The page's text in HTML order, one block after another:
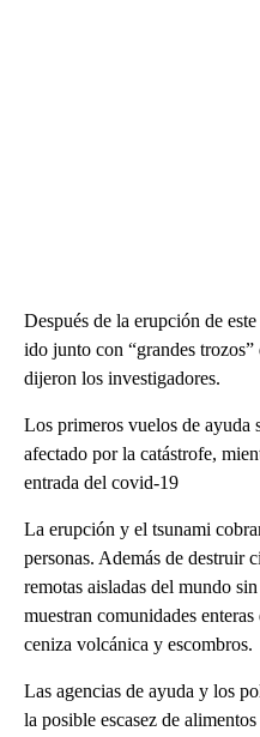
Después de la erupción de
ido junto con “grandes trozos”
dijeron los investigadores.
Los primeros vuelos de ayuda
afectado por la catástrofe,
entrada del covid-19
La erupción y el tsunami
personas. Además de destruir
remotas aisladas del mundo
muestran comunidades
ceniza volcánica y escombros.
Las agencias de ayuda y los
la posible escasez de